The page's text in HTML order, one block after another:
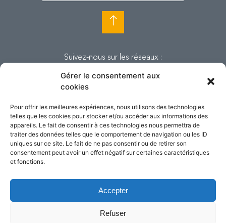
Gérer le consentement aux
cookies
Pour offrir les meilleures expériences, nous utilisons des technologies
telles que les cookies pour stocker et/ou accéder aux informations des
appareils. Le fait de consentir à ces technologies nous permettra de
traiter des données telles que le comportement de navigation ou les ID
uniques sur ce site. Le fait de ne pas consentir ou de retirer son
consentement peut avoir un effet négatif sur certaines caractéristiques
et fonctions.
Accepter
Refuser
Suivez-nous sur les réseaux :
réservés. 2018.